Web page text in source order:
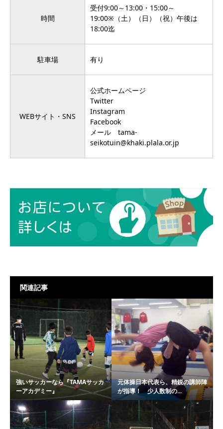
時間
受付9:00～13:00・15:00～
19:00※（土）（日）（祝）午後は
18:00迄
駐車場 有り
WEBサイト・SNS
公式ホームページ
Twitter
Instagram
Facebook
メール tama-
seikotuin@khaki.plala.or.jp
関連記事
強いサッカーなら『TAMAサッカ
ーアカデミー』
元体操日本代表ら、精鋭の講師陣
が指導！ 少人数制の...